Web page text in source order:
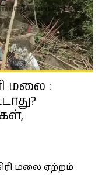
மலை :
மலை ஏற்றம்